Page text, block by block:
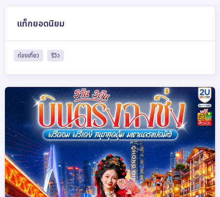
แท็กยอดนิยม
ท่องเที่ยว รีวิว